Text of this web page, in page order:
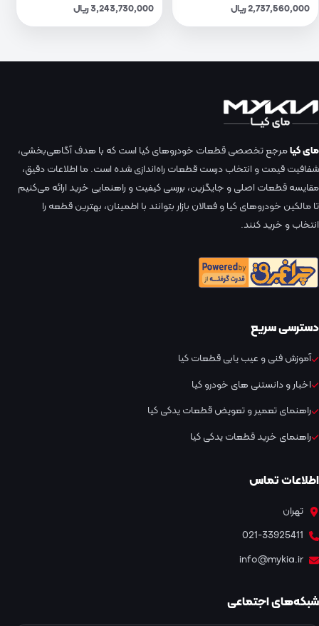
2,737,560,000 ریال
3,243,730,000 ریال
مای کیامرجع تخصصی قطعات خودروهای کیا است که با هدف آگاهی‌بخشی،
شفافیت قیمت و انتخاب درست قطعات راه‌اندازی شده است. ما اطلاعات دقیق،
مقایسه قطعات اصلی و جایگزین، بررسی کیفیت و راهنمایی خرید ارائه می‌کنیم
تا مالکین خودروهای کیا و فعالان بازار بتوانند با اطمینان، بهترین قطعه را
انتخاب و خرید کنند.
دسترسی سریع
آموزش فنی و عیب یابی قطعات کیا
اخبار و دانستنی های خودرو کیا
راهنمای تعمیر و تعویض قطعات یدکی کیا
راهنمای خرید قطعات یدکی کیا
اطلاعات تماس
تهران
021-33925411
info@mykia.ir
شبکه‌های اجتماعی